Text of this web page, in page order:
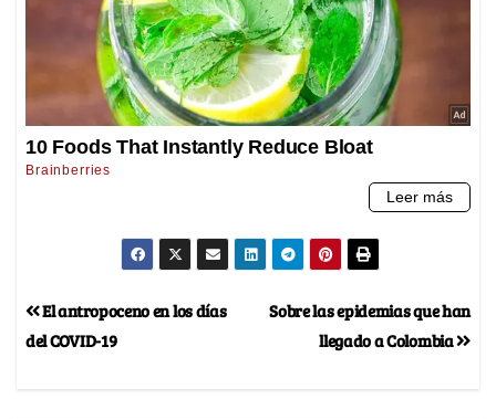
Sobre las epidemias que han
llegado a Colombia
El antropoceno en los días
del COVID-19